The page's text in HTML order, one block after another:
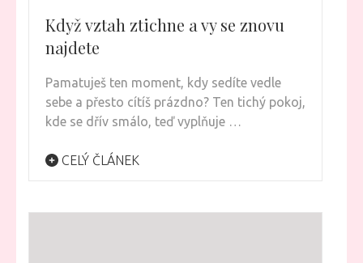
Když vztah ztichne a vy se znovu
najdete
Pamatuješ ten moment, kdy sedíte vedle
sebe a přesto cítíš prázdno? Ten tichý pokoj,
kde se dřív smálo, teď vyplňuje …
CELÝ ČLÁNEK